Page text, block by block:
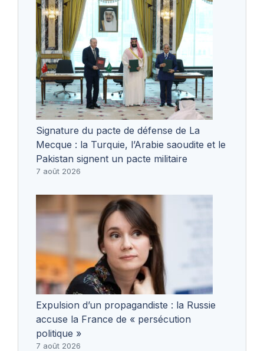
Signature du pacte de défense de La
Mecque : la Turquie, l’Arabie saoudite et le
Pakistan signent un pacte militaire
7 août 2026
Expulsion d’un propagandiste : la Russie
accuse la France de « persécution
politique »
7 août 2026